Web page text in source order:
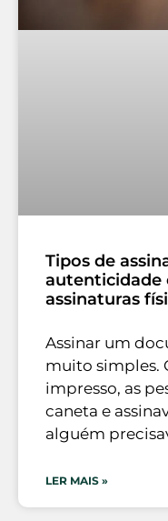
Tipos de
autenticidade
assinaturas
Assinar um
muito simples.
impresso, as
caneta e
alguém
LER MAIS »